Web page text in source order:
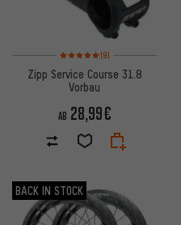
auf 16 Bewertungen
Bewertungen: 5 von 5
(9)
Zipp Service Course 31.8
Vorbau
AB 28,99€
BACK IN STOCK